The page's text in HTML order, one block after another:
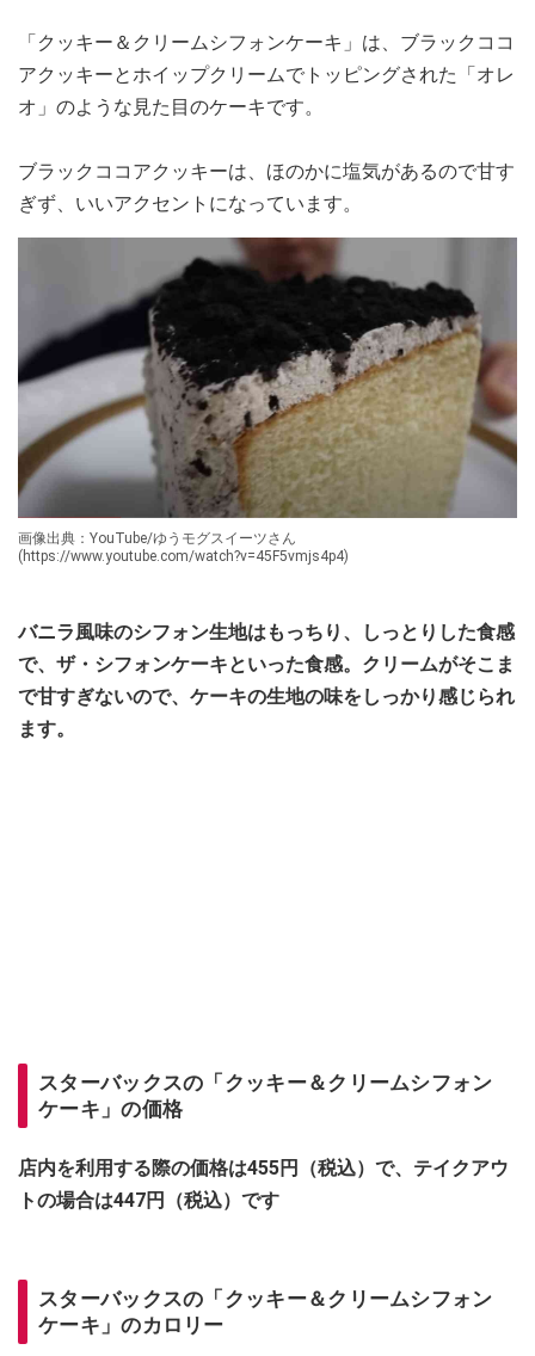
「クッキー＆クリームシフォンケーキ」は、ブラックココ
アクッキーとホイップクリームでトッピングされた「オレ
オ」のような見た目のケーキです。
ブラックココアクッキーは、ほのかに塩気があるので甘す
ぎず、いいアクセントになっています。
画像出典：YouTube/ゆうモグスイーツさん
(https://www.youtube.com/watch?v=45F5vmjs4p4)
バニラ風味のシフォン生地はもっちり、しっとりした食感
で、ザ・シフォンケーキといった食感。クリームがそこま
で甘すぎないので、ケーキの生地の味をしっかり感じられ
ます。
スターバックスの「クッキー＆クリームシフォン
ケーキ」の価格
店内を利用する際の価格は455円（税込）で、テイクアウ
トの場合は447円（税込）です
スターバックスの「クッキー＆クリームシフォン
ケーキ」のカロリー